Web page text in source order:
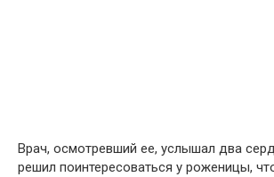
Врач, осмотревший ее, услышал два
решил поинтересоваться у роженицы,